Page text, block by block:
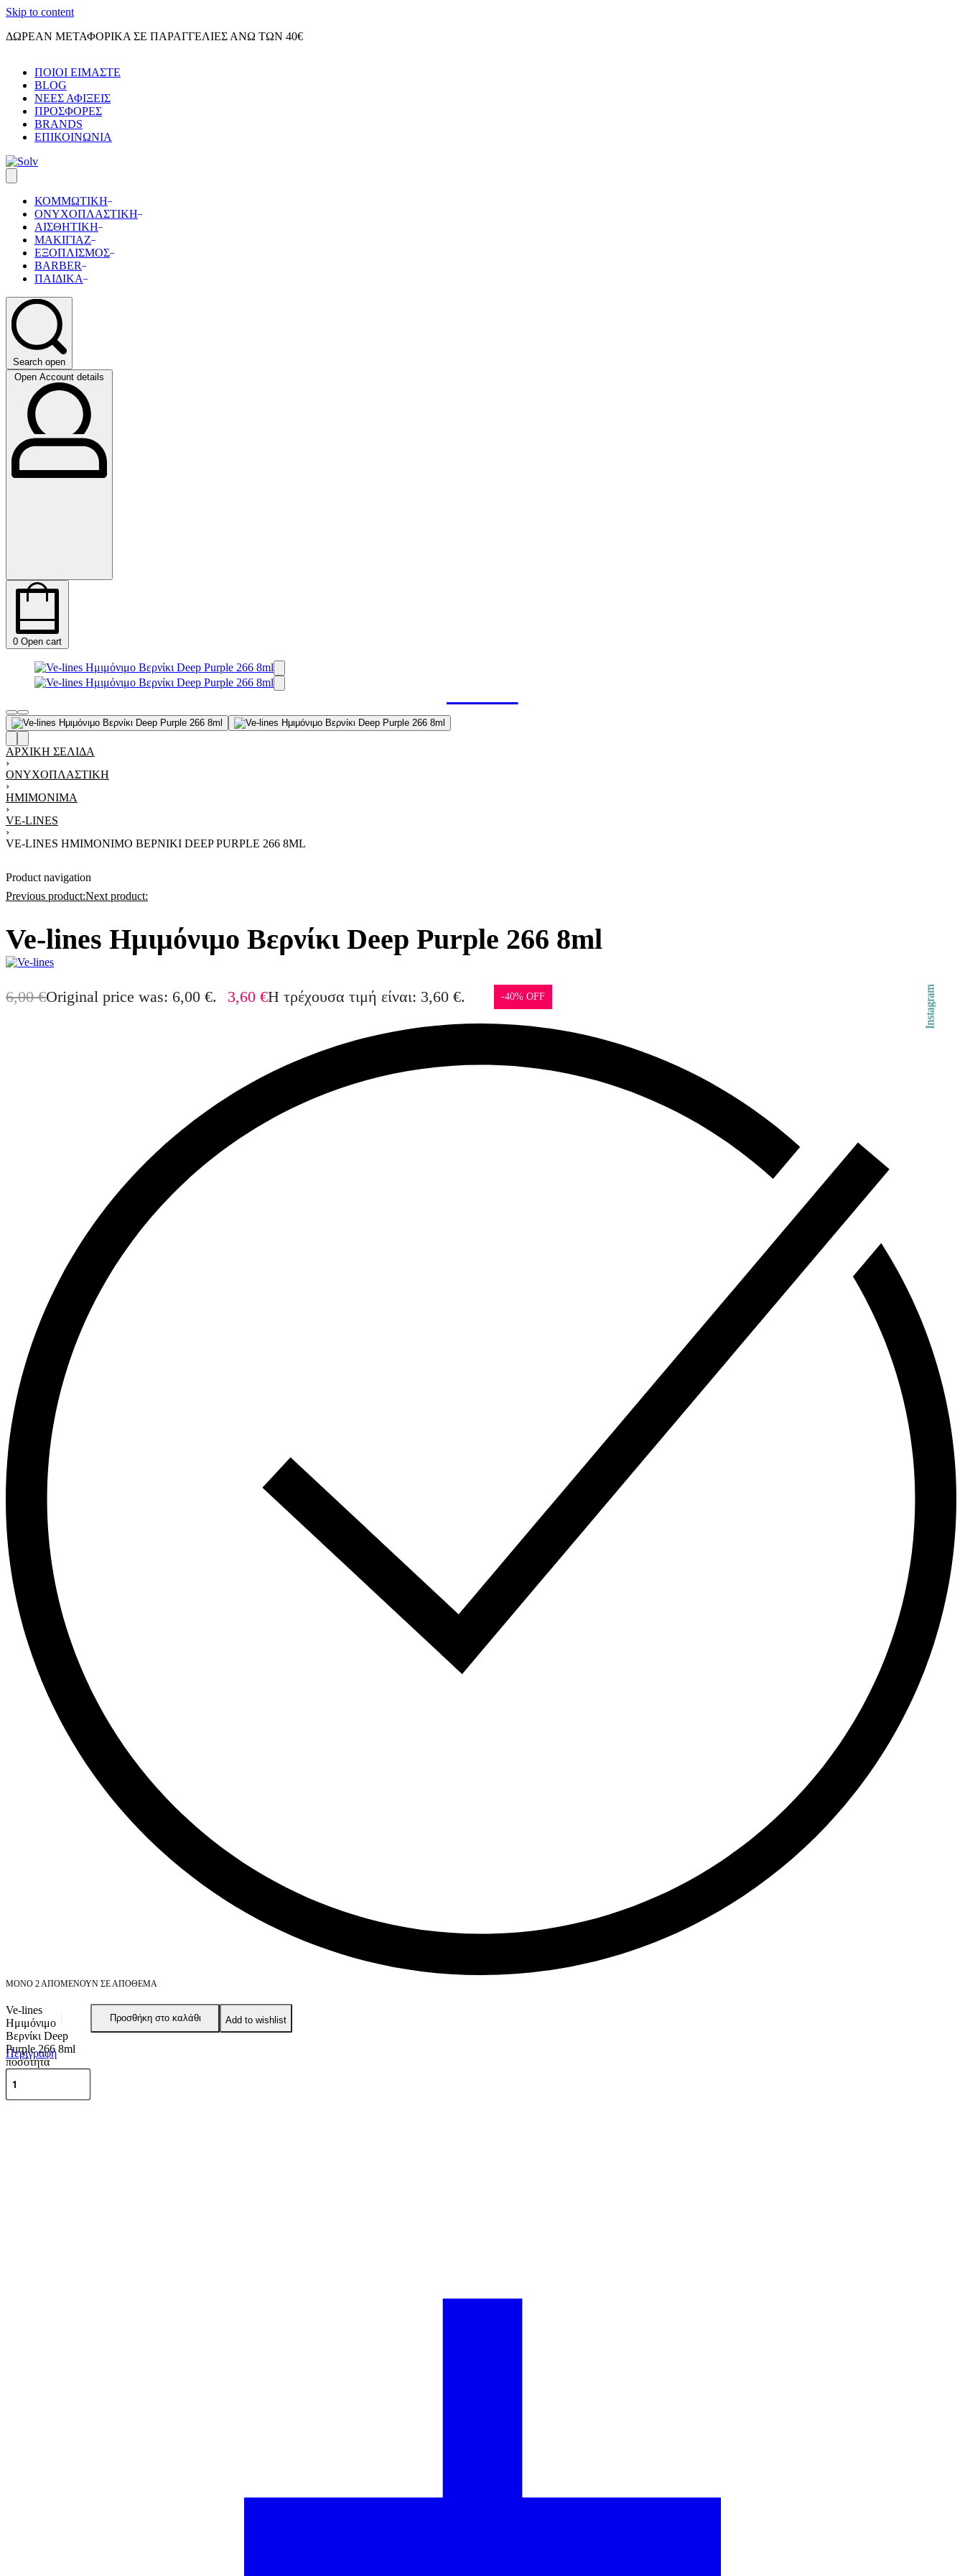
Skip to content
ΔΩΡΕΑΝ ΜΕΤΑΦΟΡΙΚΑ ΣΕ ΠΑΡΑΓΓΕΛΙΕΣ ΑΝΩ ΤΩΝ 40€
ΠΟΙΟΙ ΕΙΜΑΣΤΕ
BLOG
ΝΕΕΣ ΑΦΙΞΕΙΣ
ΠΡΟΣΦΟΡΕΣ
BRANDS
ΕΠΙΚΟΙΝΩΝΙΑ
ΚΟΜΜΩΤΙΚΗ
ΟΝΥΧΟΠΛΑΣΤΙΚΗ
ΑΙΣΘΗΤΙΚΗ
ΜΑΚΙΓΙΑΖ
ΕΞΟΠΛΙΣΜΟΣ
BARBER
ΠΑΙΔΙΚΑ
Search open
Open Account details
0 Open cart
ΑΡΧΙΚΉ ΣΕΛΊΔΑ
›
ΟΝΥΧΟΠΛΑΣΤΙΚΉ
›
ΗΜΙΜΌΝΙΜΑ
›
VE-LINES
›
VE-LINES ΗΜΙΜΌΝΙΜΟ ΒΕΡΝΊΚΙ DEEP PURPLE 266 8ML
Product navigation
Previous product:Next product:
Ve-lines Ημιμόνιμο Βερνίκι Deep Purple 266 8ml
6,00€Original price was: 6,00 €. 3,60 €Η τρέχουσα τιμή είναι: 3,60 €. -40% OFF
ΜΌΝΟ 2 ΑΠΟΜΈΝΟΥΝ ΣΕ ΑΠΌΘΕΜΑ
Ve-lines
Ημιμόνιμο
Βερνίκι Deep
Purple 266 8ml
ποσότητα
Προσθήκη στο καλάθι Add to wishlist
Περιγραφή
Instagram